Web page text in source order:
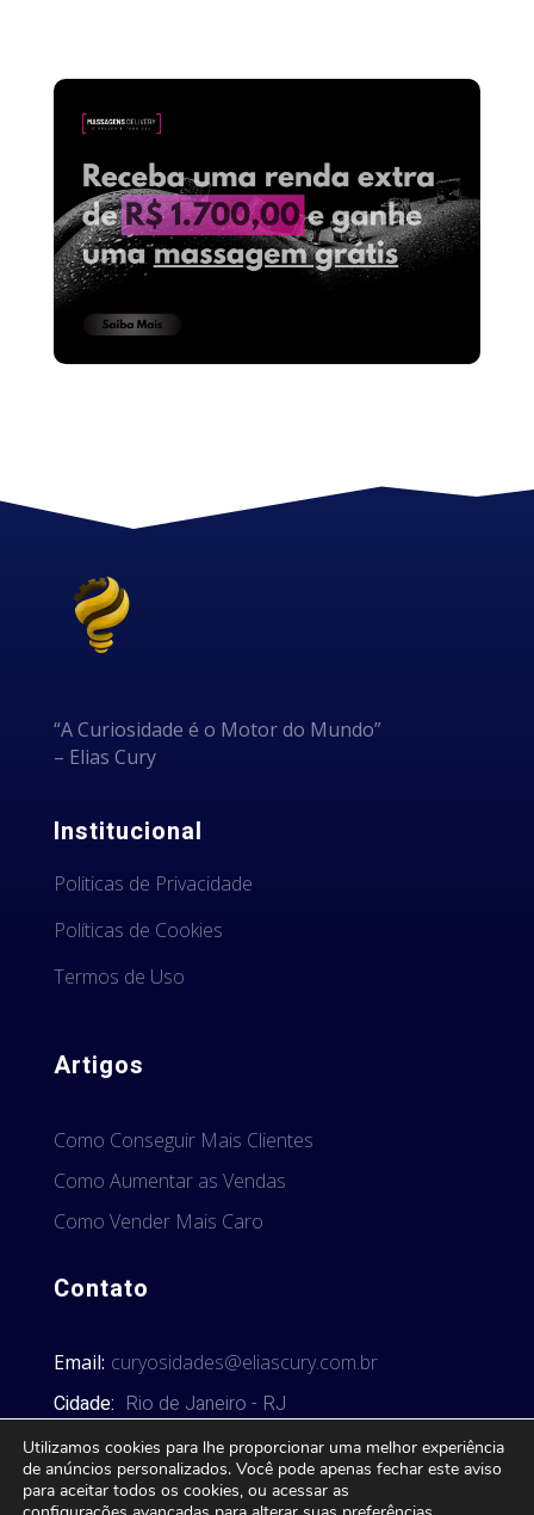
“A Curiosidade é o Motor do Mundo”
– Elias Cury
Institucional
Politicas de Privacidade
Políticas de Cookies
Termos de Uso
Artigos
Como Conseguir Mais Clientes
Como Aumentar as Vendas
Como Vender Mais Caro
Contato
Email: curyosidades@eliascury.com.br
Cidade: Rio de Janeiro - RJ
Utilizamos cookies para lhe proporcionar uma melhor experiência
de anúncios personalizados. Você pode apenas fechar este aviso
para aceitar todos os cookies, ou acessar as